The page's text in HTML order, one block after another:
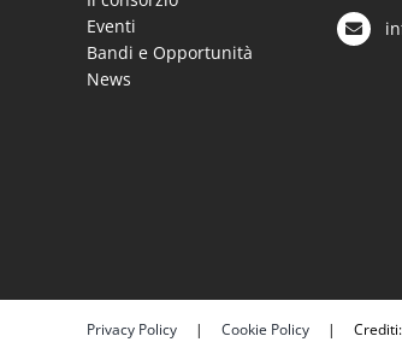
Eventi
Bandi e Opportunità
News
Privacy Policy| Cookie Policy| Crediti: